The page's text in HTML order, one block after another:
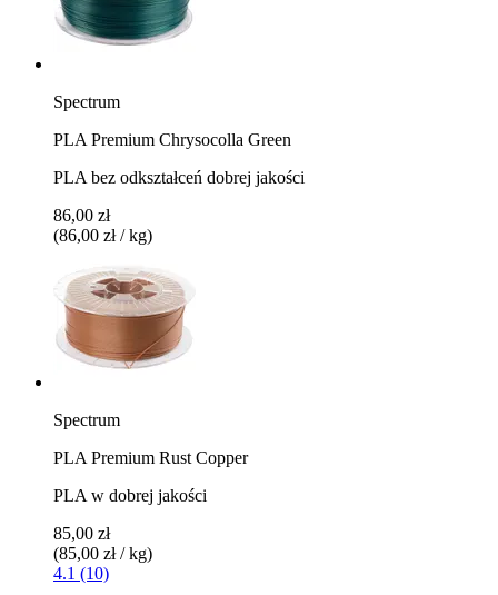
Spectrum
PLA Premium Chrysocolla Green
PLA bez odkształceń dobrej jakości
86,00 zł
(86,00 zł / kg)
Spectrum
PLA Premium Rust Copper
PLA w dobrej jakości
85,00 zł
(85,00 zł / kg)
4.1 (10)